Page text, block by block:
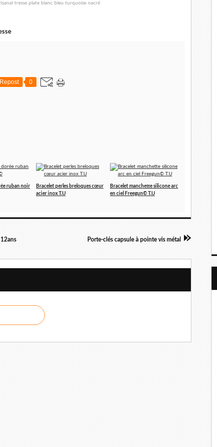
Repost 0
ruban noir
Bracelet perles breloques cœur
acier inox T.U
Bracelet manchette silicone arc
en ciel Freegun© T.U
Porte-clés capsule à pointe vis métal